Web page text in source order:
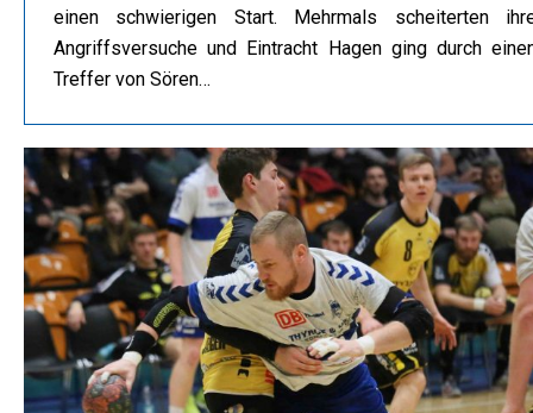
einen schwierigen Start. Mehrmals scheiterten
Angriffsversuche und Eintracht Hagen ging durch
Treffer von Sören…